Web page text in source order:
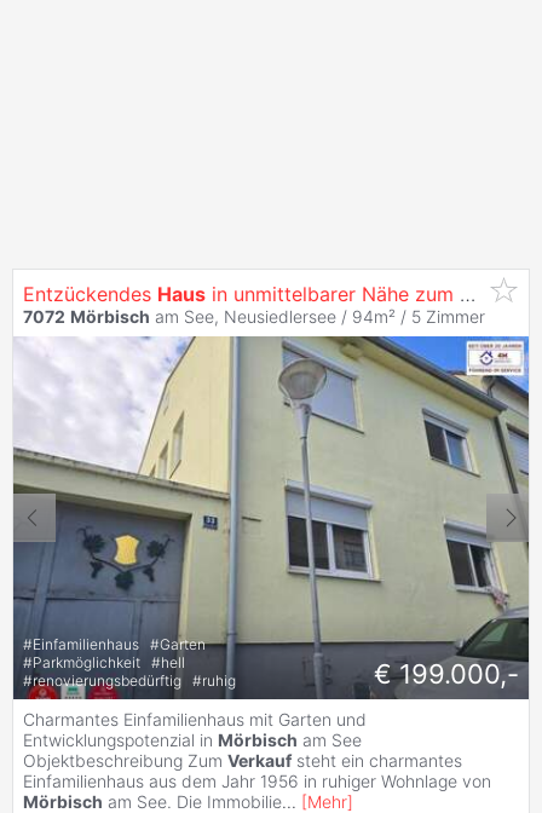
Entzückendes Haus in unmittelbarer Nähe zum Neusiedlersee
7072 Mörbisch am See, Neusiedlersee / 94m² / 5 Zimmer
#Einfamilienhaus #Garten
#Parkmöglichkeit #hell
#renovierungsbedürftig #ruhig € 199.000,-
Charmantes Einfamilienhaus mit Garten und
Entwicklungspotenzial in Mörbisch am See
Objektbeschreibung Zum Verkauf steht ein charmantes
Einfamilienhaus aus dem Jahr 1956 in ruhiger Wohnlage von
Mörbisch am See. Die Immobilie... [Mehr]